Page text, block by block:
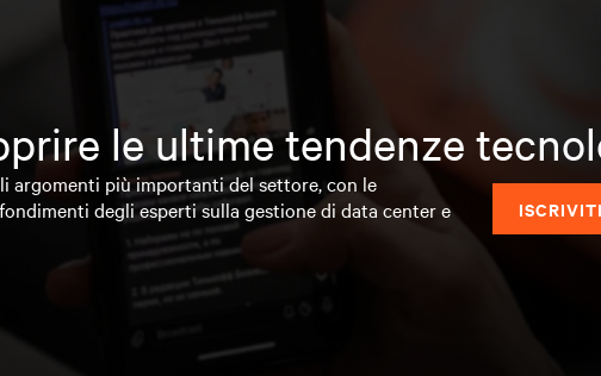
le ultime tendenze
argomenti più importanti del settore, con le
degli esperti sulla gestione di data center e